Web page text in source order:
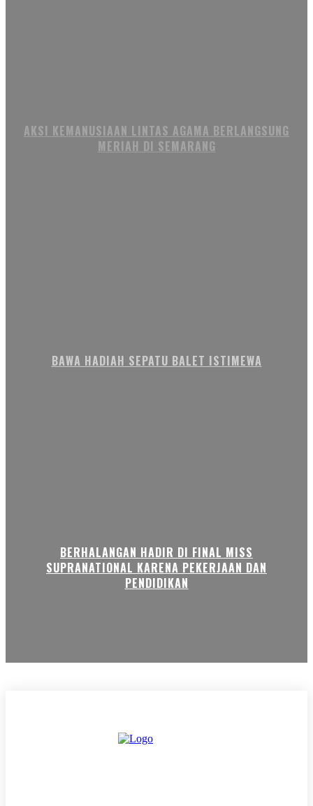
AKSI KEMANUSIAAN LINTAS AGAMA BERLANGSUNG
MERIAH DI SEMARANG
BAWA HADIAH SEPATU BALET ISTIMEWA
BERHALANGAN HADIR DI FINAL MISS
SUPRANATIONAL KARENA PEKERJAAN DAN
PENDIDIKAN